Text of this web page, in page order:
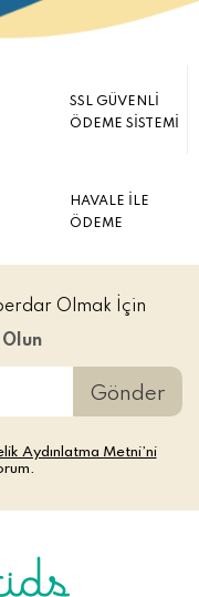
SSL GÜVENLİ
ÖDEME SİSTEMİ
HAVALE İLE
ÖDEME
Olmak İçin
Gönder
Aydınlatma Metni’ni